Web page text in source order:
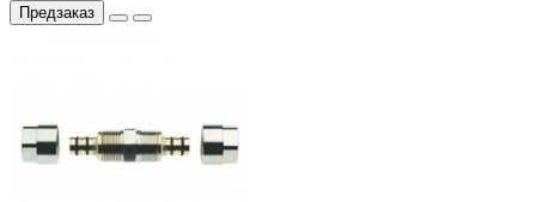
Предзаказ